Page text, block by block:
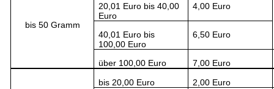
bis 50 Gramm
20,01 Euro bis 40,00
Euro
4,00 Euro
40,01 Euro bis
100,00 Euro
6,50 Euro
über 100,00 Euro 7,00 Euro
bis 20,00 Euro
2,00 Euro